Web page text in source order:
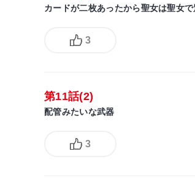
カードが二枚あったから聖女は聖女
3
第11話(2)
配管みたいな武器
3